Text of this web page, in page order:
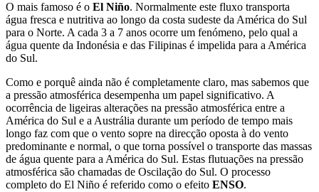
O mais famoso é o El Niño. Normalmente este fluxo transporta
água fresca e nutritiva ao longo da costa sudeste da América do Sul
para o Norte. A cada 3 a 7 anos ocorre um fenómeno, pelo qual a
água quente da Indonésia e das Filipinas é impelida para a América
do Sul.
Como e porquê ainda não é completamente claro, mas sabemos que
a pressão atmosférica desempenha um papel significativo. A
ocorrência de ligeiras alterações na pressão atmosférica entre a
América do Sul e a Austrália durante um período de tempo mais
longo faz com que o vento sopre na direcção oposta à do vento
predominante e normal, o que torna possível o transporte das massas
de água quente para a América do Sul. Estas flutuações na pressão
atmosférica são chamadas de Oscilação do Sul. O processo
completo do El Niño é referido como o efeito ENSO.